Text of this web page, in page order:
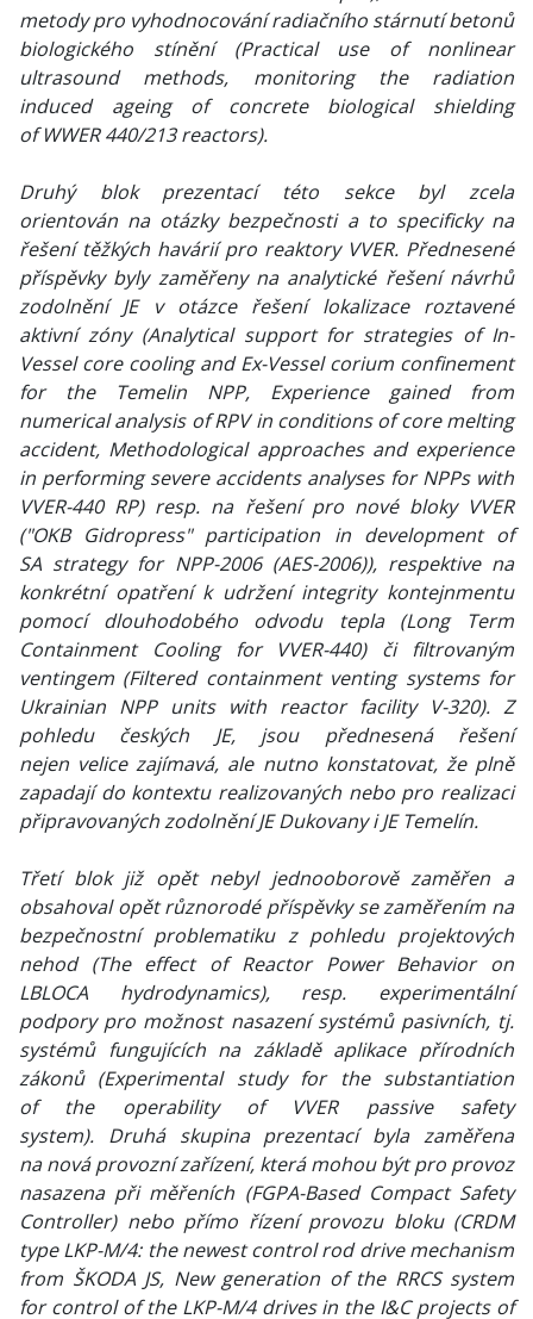
metody pro vyhodnocování radiačního stárnutí betonů
biologického stínění (Practical use of nonlinear
ultrasound methods, monitoring the radiation
induced ageing of concrete biological shielding
of WWER 440/213 reactors).
Druhý blok prezentací této sekce byl zcela
orientován na otázky bezpečnosti a to specificky na
řešení těžkých havárií pro reaktory VVER. Přednesené
příspěvky byly zaměřeny na analytické řešení návrhů
zodolnění JE v otázce řešení lokalizace roztavené
aktivní zóny (Analytical support for strategies of In-
Vessel core cooling and Ex-Vessel corium confinement
for the Temelin NPP, Experience gained from
numerical analysis of RPV in conditions of core melting
accident, Methodological approaches and experience
in performing severe accidents analyses for NPPs with
VVER-440 RP) resp. na řešení pro nové bloky VVER
("OKB Gidropress" participation in development of
SA strategy for NPP-2006 (AES-2006)), respektive na
konkrétní opatření k udržení integrity kontejnmentu
pomocí dlouhodobého odvodu tepla (Long Term
Containment Cooling for VVER-440) či filtrovaným
ventingem (Filtered containment venting systems for
Ukrainian NPP units with reactor facility V-320). Z
pohledu českých JE, jsou přednesená řešení
nejen velice zajímavá, ale nutno konstatovat, že plně
zapadají do kontextu realizovaných nebo pro realizaci
připravovaných zodolnění JE Dukovany i JE Temelín.
Třetí blok již opět nebyl jednooborově zaměřen a
obsahoval opět různorodé příspěvky se zaměřením na
bezpečnostní problematiku z pohledu projektových
nehod (The effect of Reactor Power Behavior on
LBLOCA hydrodynamics), resp. experimentální
podpory pro možnost nasazení systémů pasivních, tj.
systémů fungujících na základě aplikace přírodních
zákonů (Experimental study for the substantiation
of the operability of VVER passive safety
system). Druhá skupina prezentací byla zaměřena
na nová provozní zařízení, která mohou být pro provoz
nasazena při měřeních (FGPA-Based Compact Safety
Controller) nebo přímo řízení provozu bloku (CRDM
type LKP-M/4: the newest control rod drive mechanism
from ŠKODA JS, New generation of the RRCS system
for control of the LKP-M/4 drives in the I&C projects of